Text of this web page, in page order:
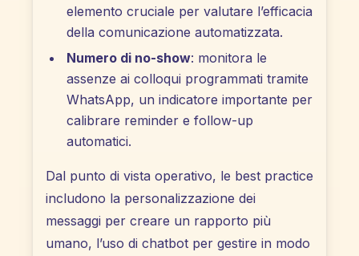
elemento cruciale per valutare l’efficacia
della comunicazione automatizzata.
Numero di no-show: monitora le
assenze ai colloqui programmati tramite
WhatsApp, un indicatore importante per
calibrare reminder e follow-up
automatici.
Dal punto di vista operativo, le best practice
includono la personalizzazione dei
messaggi per creare un rapporto più
umano, l’uso di chatbot per gestire in modo